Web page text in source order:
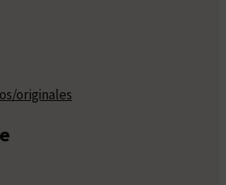
originales